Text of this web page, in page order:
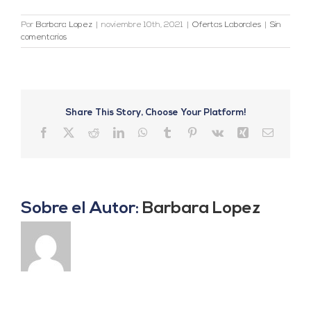
Por Barbara Lopez noviembre 10th, 2021 Ofertas Laborales
Sin
comentarios
Share This Story, Choose Your Platform!
Facebook RedditLinkedInWhatsApp
Tumblr Pinterest
Vk Xing Correo
Sobre el Autor: Barbara Lopez